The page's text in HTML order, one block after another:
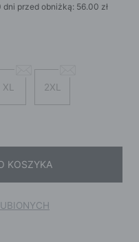
przed obniżką: 56.00 zł
XL 2XL
KOSZYKA